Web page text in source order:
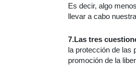
Es decir, algo
llevar a cabo
7.Las tres
la protección de las
promoción de la